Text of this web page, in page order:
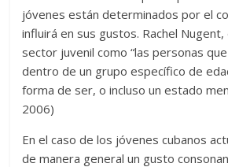
jóvenes están determinados por el
influirá en sus gustos. Rachel
sector juvenil como “las personas
dentro de un grupo específico de
forma de ser, o incluso un estado
2006)
En el caso de los jóvenes cubanos
de manera general un gusto